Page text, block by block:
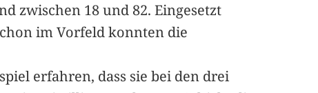
zwischen 18 und 82. Eingesetzt
im Vorfeld konnten die
erfahren, dass sie bei den drei